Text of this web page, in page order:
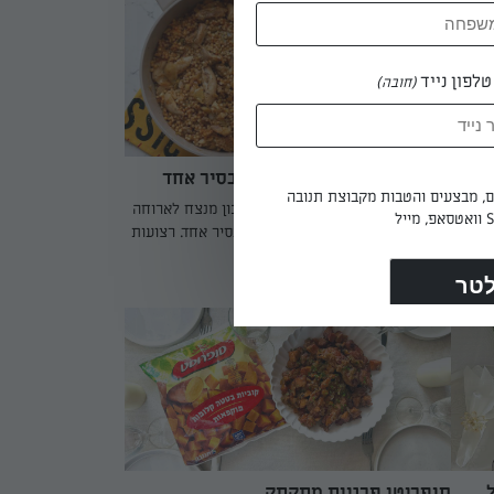
–
פרגיות ופתיתים עם כרישה בסיר אחד
פרגיות ופתיתים עם כרישה הוא מתכון מנצח לארוחה
משפחתית קלה להכנה שמתבשלת בסיר אחד. רצועות
הפרגית נצרבות עד להזהבה ומעניקות לתבשיל טעם
הטעמים והתבלינים במהלך הבישול. תוספת הכרישה
הקפואה של סנפרוסט מוסיפה עומק וטעם מתקתק
ועדין, וחוסכת זמן יקר במטבח. זהו מתכון מושלם
לארוחת צהריים או ערב, כזה שממלא את הבית
בריחות נהדרים ונעלם במהירות מהשולחן.
נייד(חובה)
מבצעים והטבות מקבוצת תנובה